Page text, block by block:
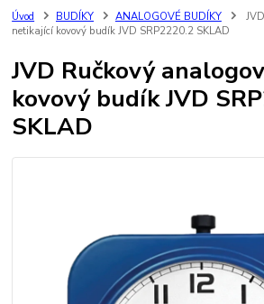
Úvod BUDÍKY ANALOGOVÉ BUDÍKY
netikající kovový budík JVD SRP2220.2 SKLAD
JVD Ručkový
kovový budík JVD
SKLAD